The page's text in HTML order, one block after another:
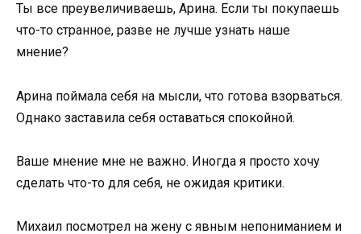
Ты все преувеличиваешь, Арина. Если ты покупаешь
что-то странное, разве не лучше узнать наше
мнение?
Арина поймала себя на мысли, что готова взорваться.
Однако заставила себя оставаться спокойной.
Ваше мнение мне не важно. Иногда я просто хочу
сделать что-то для себя, не ожидая критики.
Михаил посмотрел на жену с явным непониманием и